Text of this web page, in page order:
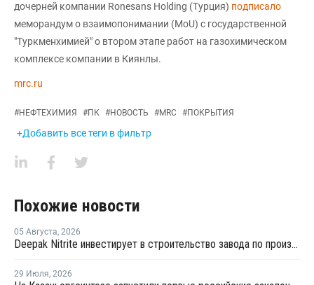
дочерней компании Ronesans Holding (Турция) подписало
меморандум о взаимопонимании (MoU) с государственной
"Туркменхимией" о втором этапе работ на газохимическом
комплексе компании в Киянлы.
mrc.ru
#НЕФТЕХИМИЯ #ПК #НОВОСТЬ #MRC #ПОКРЫТИЯ
+Добавить все теги в фильтр
Похожие новости
05 Августа, 2026
Deepak Nitrite инвестирует в строительство завода по производству БФА
29 Июля, 2026